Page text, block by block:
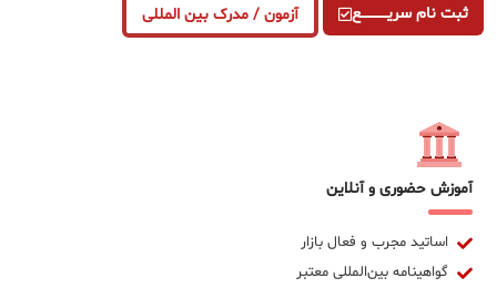
ثبت نام سریــــــــــــع آزمون / مدرک بین المللی
آموزش حضوری و آنلاین
اساتید مجرب و فعال بازار
گواهینامه بین‌المللی معتبر